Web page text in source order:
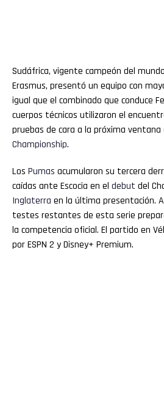
Sudáfrica, vigente campeón del
Erasmus, presentó un equipo con
igual que el combinado que conduce
cuerpos técnicos utilizaron el
pruebas de cara a la próxima ventana
Championship.
Los Pumas acumularon su tercera
caídas ante Escocia en el debut del
Inglaterra en la última presentación.
testes restantes de esta serie
la competencia oficial. El partido en
por ESPN 2 y Disney+ Premium.